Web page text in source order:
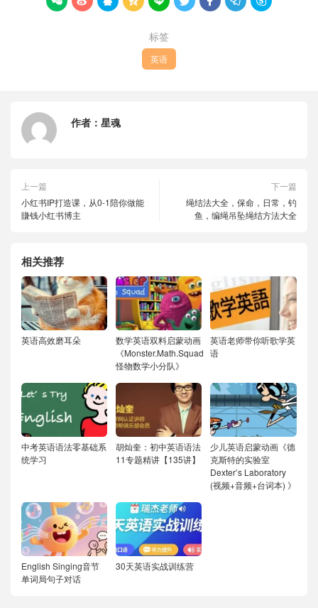
标签
英语
作者： 星魂
上一篇
小红书IP打造课，从0-1陪你做能
賺钱小红书博主
下一篇
绳结法大全，保命，日常，钓
鱼，编绳吊坠绳结方法大全
相关推荐
英语高效磨耳朵
数学英语双料启蒙动画
《Monster.Math.Squad
怪物数学小分队》
英语老师带你听歌学英
语
中考英语语法零基础系
统学习
胡灿奎：初中英语语法
11专题精讲【135讲】
少儿英语启蒙动画《德
克斯特的实验室
Dexter’s Laboratory
(视频+音频+台词本) 》
English Singing音节
单词局句子对话
30天英语实战训练营